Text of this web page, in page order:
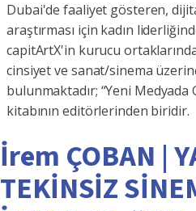
Dubai'de faaliyet gösteren,
araştırması için kadın
capitArtX'in kurucu
cinsiyet ve sanat/sinema
bulunmaktadır; “Yeni
kitabının editörlerinden biridir.
İrem ÇOBAN |
TEKİNSİZ